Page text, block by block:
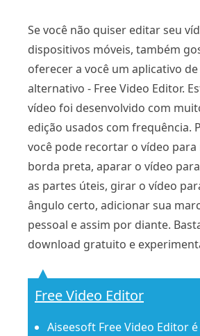
Se você não quiser editar seu
dispositivos móveis, também
oferecer a você um aplicativo
alternativo - Free Video Editor.
vídeo foi desenvolvido com
edição usados ​​com frequência.
você pode recortar o vídeo para
borda preta, aparar o vídeo
as partes úteis, girar o vídeo
ângulo certo, adicionar sua
pessoal e assim por diante.
download gratuito e
Free Video Editor
Aiseesoft Free Video Editor